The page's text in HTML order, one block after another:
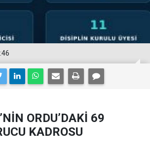
ORDU’DAKİ 69
KADROSU